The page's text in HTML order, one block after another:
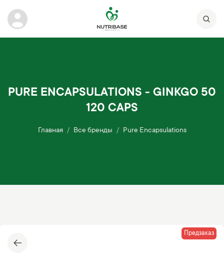
PURE ENCAPSULATIONS - GINKGO 50
120 CAPS
Главная Все бренды Pure Encapsulations
Предзаказ